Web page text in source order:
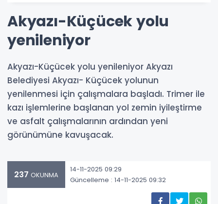
Akyazı-Küçücek yolu
yenileniyor
Akyazı-Küçücek yolu yenileniyor Akyazı
Belediyesi Akyazı- Küçücek yolunun
yenilenmesi için çalışmalara başladı. Trimer ile
kazı işlemlerine başlanan yol zemin iyileştirme
ve asfalt çalışmalarının ardından yeni
görünümüne kavuşacak.
237 OKUNMA
14-11-2025 09:29
Güncelleme : 14-11-2025 09:32